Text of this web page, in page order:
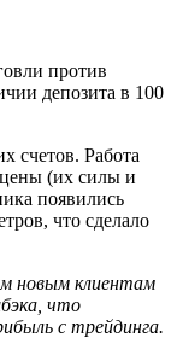
против
депозита в 100
счетов. Работа
цены (их силы и
появились
что сделало
новым клиентам
что
с трейдинга.